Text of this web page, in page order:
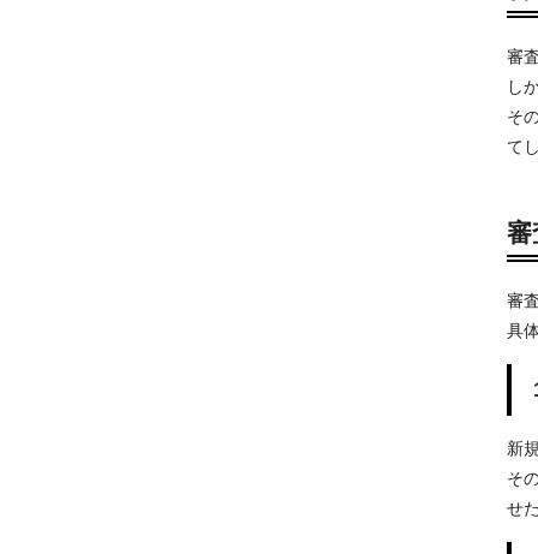
審
し
そ
て
審
審
具
新
そ
せ